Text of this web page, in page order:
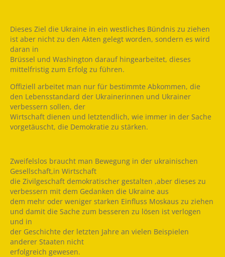
Dieses Ziel die Ukraine in ein westliches Bündnis zu ziehen
ist aber nicht zu den Akten gelegt worden, sondern es wird
daran in
Brüssel und Washington darauf hingearbeitet, dieses
mittelfristig zum Erfolg zu führen.
Offiziell arbeitet man nur für bestimmte Abkommen, die
den Lebensstandard der Ukrainerinnen und Ukrainer
verbessern sollen, der
Wirtschaft dienen und letztendlich, wie immer in der Sache
vorgetäuscht, die Demokratie zu stärken.
Zweifelslos braucht man Bewegung in der ukrainischen
Gesellschaft,in Wirtschaft
die Zivilgeschaft demokratischer gestalten ,aber dieses zu
verbessern mit dem Gedanken die Ukraine aus
dem mehr oder weniger starken Einfluss Moskaus zu ziehen
und damit die Sache zum besseren zu lösen ist verlogen
und in
der Geschichte der letzten Jahre an vielen Beispielen
anderer Staaten nicht
erfolgreich gewesen.